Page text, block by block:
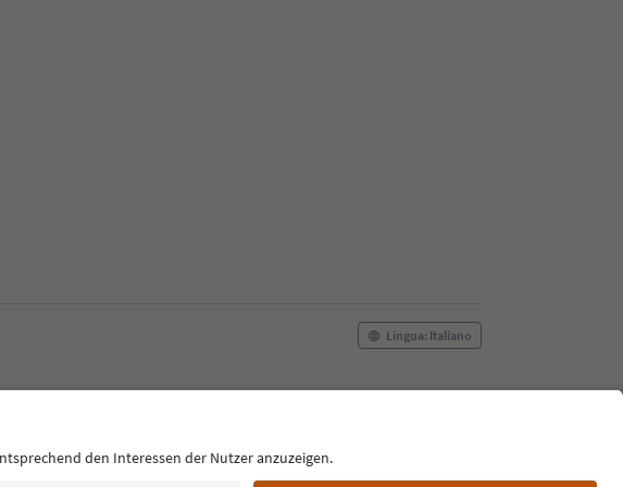
Lingua: Italiano